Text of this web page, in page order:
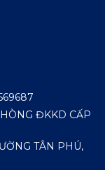
ĐKKD CẤP
TÂN PHÚ,